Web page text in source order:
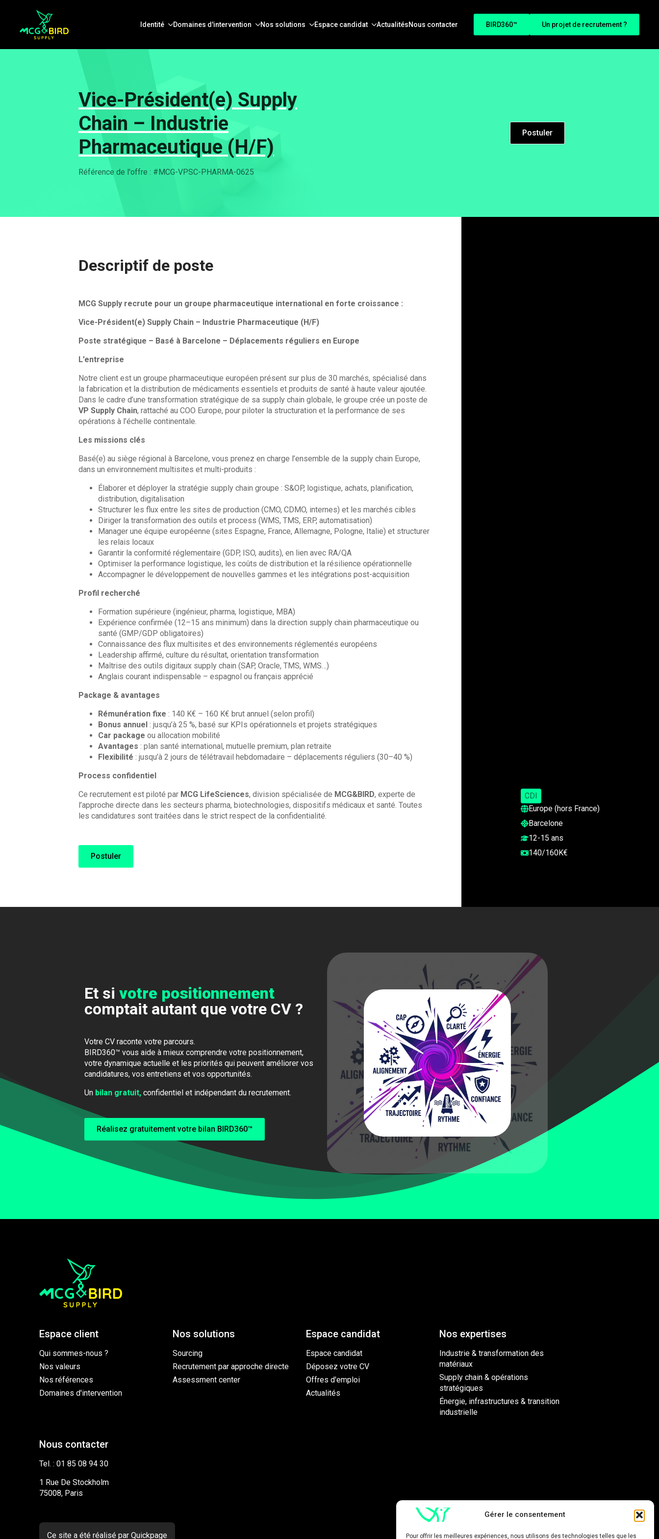
Gérer le consentement
Pour offrir les meilleures expériences, nous utilisons des technologies telles que les
Identité Domaines d'intervention Nos solutions Espace candidat ActualitésNous contacter BIRD360™ Un projet de recrutement ?
Vice-Président(e) Supply
Chain – Industrie
Pharmaceutique (H/F)
Référence de l'offre : #MCG-VPSC-PHARMA-0625
Postuler
Descriptif de poste
MCG Supply recrute pour un groupe pharmaceutique international en forte croissance :
Vice-Président(e) Supply Chain – Industrie Pharmaceutique (H/F)
Poste stratégique – Basé à Barcelone – Déplacements réguliers en Europe
L’entreprise
Notre client est un groupe pharmaceutique européen présent sur plus de 30 marchés, spécialisé dans
la fabrication et la distribution de médicaments essentiels et produits de santé à haute valeur ajoutée.
Dans le cadre d’une transformation stratégique de sa supply chain globale, le groupe crée un poste de
VP Supply Chain, rattaché au COO Europe, pour piloter la structuration et la performance de ses
opérations à l’échelle continentale.
Les missions clés
Basé(e) au siège régional à Barcelone, vous prenez en charge l’ensemble de la supply chain Europe,
dans un environnement multisites et multi-produits :
Élaborer et déployer la stratégie supply chain groupe : S&OP, logistique, achats, planification,
distribution, digitalisation
Structurer les flux entre les sites de production (CMO, CDMO, internes) et les marchés cibles
Diriger la transformation des outils et process (WMS, TMS, ERP, automatisation)
Manager une équipe européenne (sites Espagne, France, Allemagne, Pologne, Italie) et structurer
les relais locaux
Garantir la conformité réglementaire (GDP, ISO, audits), en lien avec RA/QA
Optimiser la performance logistique, les coûts de distribution et la résilience opérationnelle
Accompagner le développement de nouvelles gammes et les intégrations post-acquisition
Profil recherché
Formation supérieure (ingénieur, pharma, logistique, MBA)
Expérience confirmée (12–15 ans minimum) dans la direction supply chain pharmaceutique ou
santé (GMP/GDP obligatoires)
Connaissance des flux multisites et des environnements réglementés européens
Leadership affirmé, culture du résultat, orientation transformation
Maîtrise des outils digitaux supply chain (SAP, Oracle, TMS, WMS…)
Anglais courant indispensable – espagnol ou français apprécié
Package & avantages
Rémunération fixe : 140 K€ – 160 K€ brut annuel (selon profil)
Bonus annuel : jusqu’à 25 %, basé sur KPIs opérationnels et projets stratégiques
Car package ou allocation mobilité
Avantages : plan santé international, mutuelle premium, plan retraite
Flexibilité : jusqu’à 2 jours de télétravail hebdomadaire – déplacements réguliers (30–40 %)
Process confidentiel
Ce recrutement est piloté par MCG LifeSciences, division spécialisée de MCG&BIRD, experte de
l’approche directe dans les secteurs pharma, biotechnologies, dispositifs médicaux et santé. Toutes
les candidatures sont traitées dans le strict respect de la confidentialité.
Postuler
CDI
Europe (hors France)
Barcelone
12-15 ans
140/160K€
Et si votre positionnement
comptait autant que votre CV ?
Votre CV raconte votre parcours.
BIRD360™ vous aide à mieux comprendre votre positionnement,
votre dynamique actuelle et les priorités qui peuvent améliorer vos
candidatures, vos entretiens et vos opportunités.
Un bilan gratuit, confidentiel et indépendant du recrutement.
Réalisez gratuitement votre bilan BIRD360™
Espace client
Qui sommes-nous ?
Nos valeurs
Nos références
Domaines d'intervention
Nos solutions
Sourcing
Recrutement par approche directe
Assessment center
Espace candidat
Espace candidat
Déposez votre CV
Offres d'emploi
Actualités
Nos expertises
Industrie & transformation des
matériaux
Supply chain & opérations
stratégiques
Énergie, infrastructures & transition
industrielle
Nous contacter
Tel. : 01 85 08 94 30
1 Rue De Stockholm
75008, Paris
Ce site a été réalisé par Quickpage